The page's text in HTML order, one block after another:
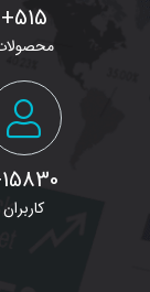
515+
15830+
کاربران